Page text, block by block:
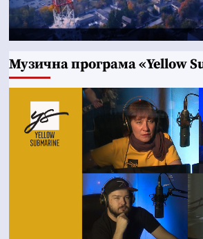
Музична програма «Yellow